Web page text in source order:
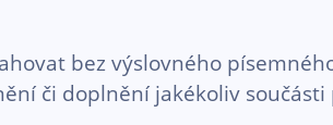
bez výslovného
či doplnění jakékoliv